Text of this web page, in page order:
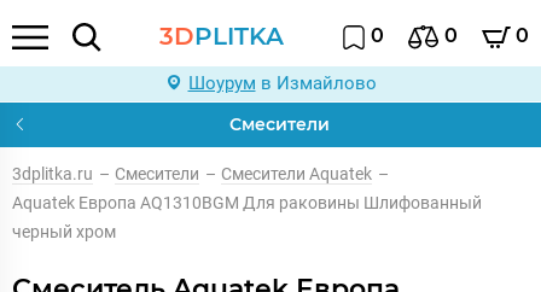
3DPLITKA 0 0 0
Шоурум в Измайлово
Смесители
3dplitka.ru – Смесители – Смесители Aquatek –
Aquatek Европа AQ1310BGM Для раковины Шлифованный
черный хром